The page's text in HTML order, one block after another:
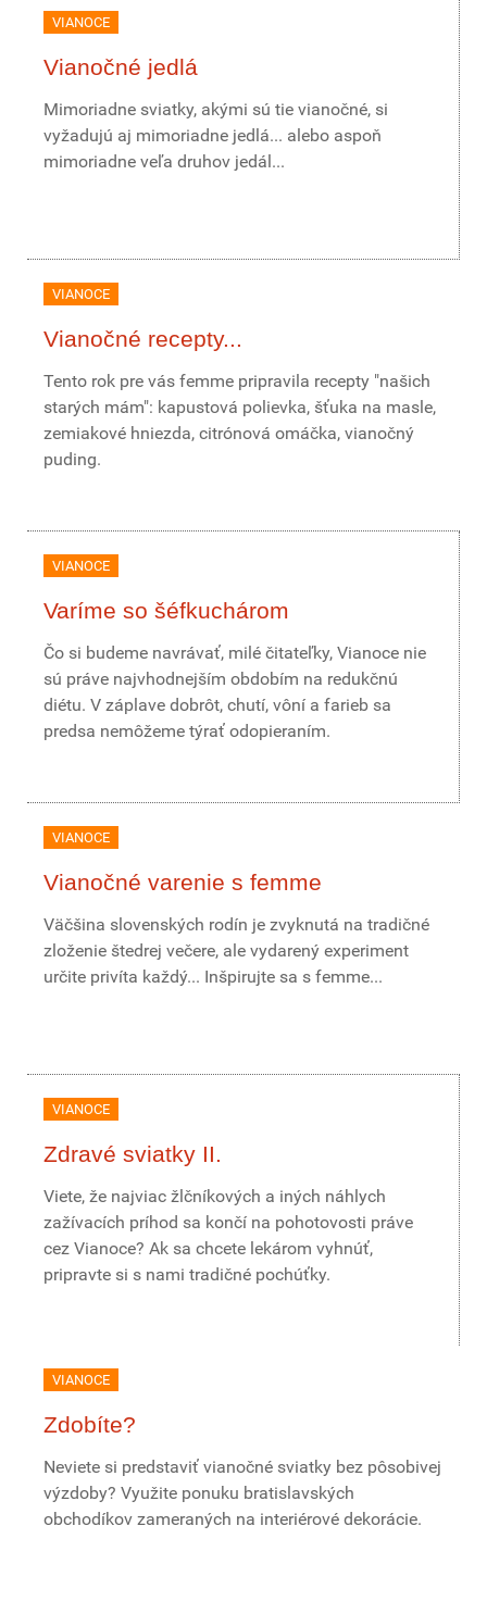
VIANOCE
Vianočné jedlá
Mimoriadne sviatky, akými sú tie vianočné, si
vyžadujú aj mimoriadne jedlá... alebo aspoň
mimoriadne veľa druhov jedál...
VIANOCE
Vianočné recepty...
Tento rok pre vás femme pripravila recepty "našich
starých mám": kapustová polievka, šťuka na masle,
zemiakové hniezda, citrónová omáčka, vianočný
puding.
VIANOCE
Varíme so šéfkuchárom
Čo si budeme navrávať, milé čitateľky, Vianoce nie
sú práve najvhodnejším obdobím na redukčnú
diétu. V záplave dobrôt, chutí, vôní a farieb sa
predsa nemôžeme týrať odopieraním.
VIANOCE
Vianočné varenie s femme
Väčšina slovenských rodín je zvyknutá na tradičné
zloženie štedrej večere, ale vydarený experiment
určite privíta každý... Inšpirujte sa s femme...
VIANOCE
Zdravé sviatky II.
Viete, že najviac žlčníkových a iných náhlych
zažívacích príhod sa končí na pohotovosti práve
cez Vianoce? Ak sa chcete lekárom vyhnúť,
pripravte si s nami tradičné pochúťky.
VIANOCE
Zdobíte?
Neviete si predstaviť vianočné sviatky bez pôsobivej
výzdoby? Využite ponuku bratislavských
obchodíkov zameraných na interiérové dekorácie.